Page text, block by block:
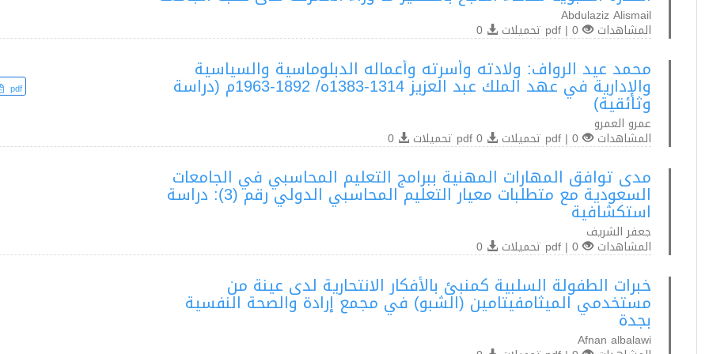
Abdulaziz Alismail
المشاهدات 0 | pdf تحميلات
محمد عيد الرواف: ولادته وأسرته وأعماله الدبلوماسية والسياسية
والإدارية في عهد الملك عبد العزيز 1314-1383ه/ 1892-1963م (دراسة
وثائقية)
عمرو العمرو
المشاهدات 0 | pdf تحميلات
pdf
مدى توافق المهارات المهنية ببرامج التعليم المحاسبي في الجامعات
السعودية مع متطلبات معيار التعليم المحاسبي الدولي رقم (3): دراسة
استكشافية
جعفر الشريف
المشاهدات 0 | pdf تحميلات
خبرات الطفولة السلبية كمنبئ بالأفكار الانتحارية لدى عينة من
مستخدمي الميثامفيتامين (الشبو) في مجمع إرادة والصحة النفسية
بجدة
Afnan albalawi